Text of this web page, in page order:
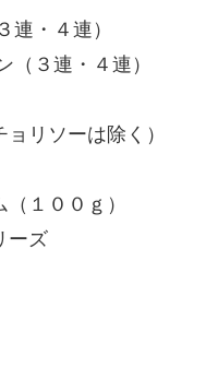
連・４連）
（３連・４連）
リソーは除く）
１００ｇ）
ーズ